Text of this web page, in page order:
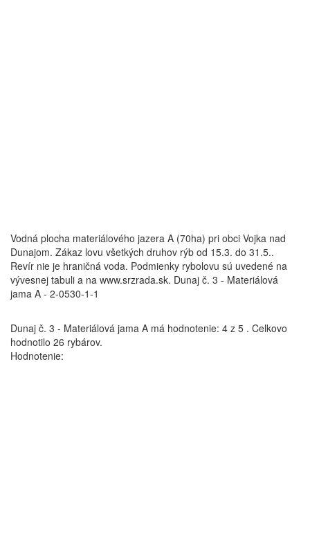
Vodná plocha materiálového jazera A (70ha) pri obci Vojka nad
Dunajom. Zákaz lovu všetkých druhov rýb od 15.3. do 31.5..
Revír nie je hraničná voda. Podmienky rybolovu sú uvedené na
vývesnej tabuli a na www.srzrada.sk. Dunaj č. 3 - Materiálová
jama A - 2-0530-1-1
Dunaj č. 3 - Materiálová jama A má hodnotenie: 4 z 5 . Celkovo
hodnotilo 26 rybárov.
Hodnotenie: